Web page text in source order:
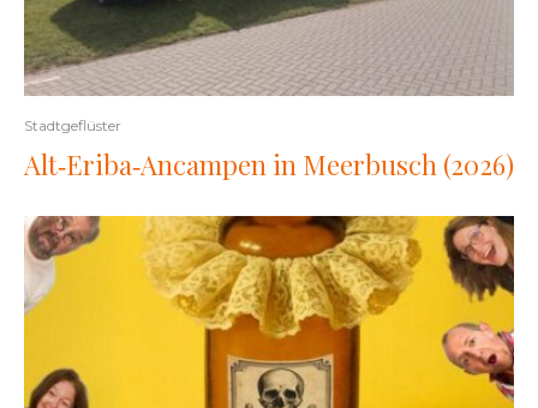
Stadtgeflüster
Alt‑Eriba‑Ancampen in Meerbusch (2026)